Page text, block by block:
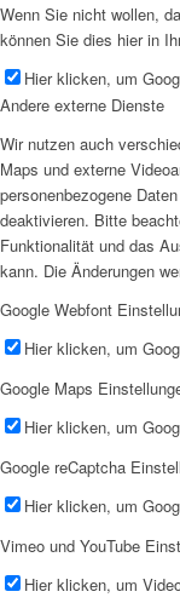
Wenn Sie nicht wollen,
können Sie dies hier in
Hier klicken, um
Andere externe Dienste
Wir nutzen auch
Maps und externe
personenbezogene
deaktivieren. Bitte
Funktionalität und das
kann. Die Änderungen
Google Webfont
Hier klicken, um
Google Maps
Hier klicken, um
Google reCaptcha
Hier klicken, um
Vimeo und YouTube
Hier klicken, um